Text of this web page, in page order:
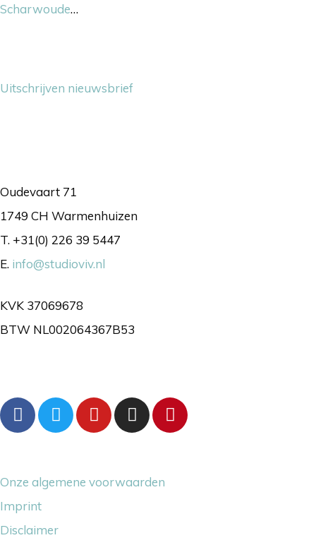
Scharwoude…
Uitschrijven nieuwsbrief
Oudevaart 71
1749 CH Warmenhuizen
T. +31(0) 226 39 5447
E. info@studioviv.nl
KVK 37069678
BTW NL002064367B53
Onze algemene voorwaarden
Imprint
Disclaimer